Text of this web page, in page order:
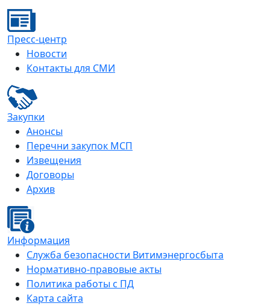
Пресс-центр
Новости
Контакты для СМИ
Закупки
Анонсы
Перечни закупок МСП
Извещения
Договоры
Архив
Информация
Служба безопасности Витимэнергосбыта
Нормативно-правовые акты
Политика работы с ПД
Карта сайта